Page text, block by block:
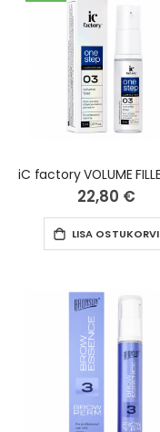
22,80 €
LISA OSTUKORVI